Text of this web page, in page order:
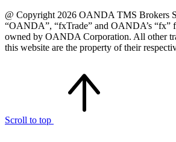
@ Copyright 2026 OANDA TMS Brokers
“OANDA”, “fxTrade” and OANDA’s “fx”
owned by OANDA Corporation. All other
this website are the property of their
Scroll to top